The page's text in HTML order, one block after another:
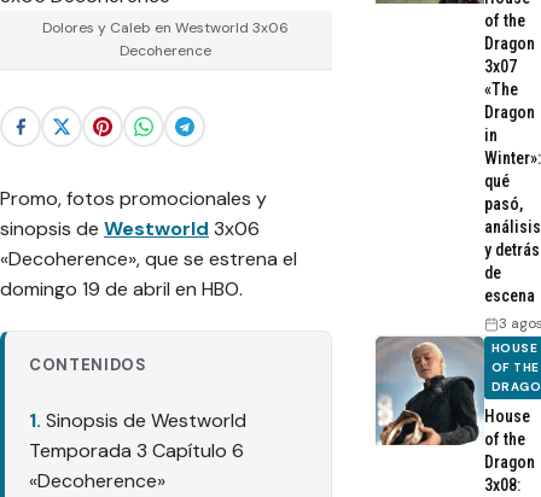
Dolores y Caleb en Westworld 3x06
Decoherence
Promo, fotos promocionales y
sinopsis de Westworld 3x06
«Decoherence», que se estrena el
domingo 19 de abril en HBO.
CONTENIDOS
Sinopsis de Westworld
Temporada 3 Capítulo 6
«Decoherence»
of the
Dragon
3x07
«The
Dragon
in
Winter»:
qué
pasó,
análisis
y detrás
de
escena
3
HOUSE
OF THE
House
of the
Dragon
3x08: